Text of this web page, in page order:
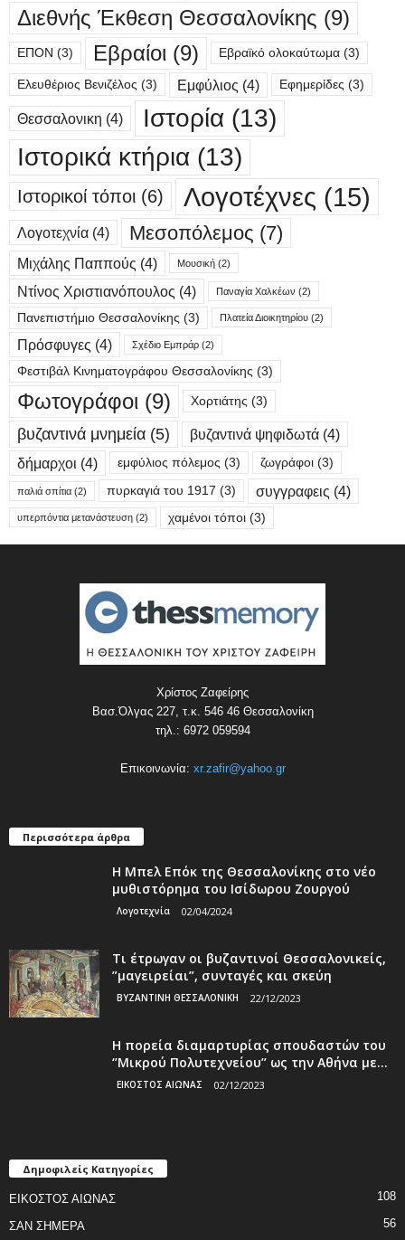
Διεθνής Έκθεση Θεσσαλονίκης (9)
ΕΠΟΝ (3) Εβραίοι (9) Εβραϊκό ολοκαύτωμα (3)
Ελευθέριος Βενιζέλος (3) Εμφύλιος (4) Εφημερίδες (3)
Θεσσαλονικη (4) Ιστορία (13)
Ιστορικά κτήρια (13)
Ιστορικοί τόποι (6) Λογοτέχνες (15)
Λογοτεχνία (4) Μεσοπόλεμος (7)
Μιχάλης Παππούς (4) Μουσική (2)
Ντίνος Χριστιανόπουλος (4) Παναγία Χαλκέων (2)
Πανεπιστήμιο Θεσσαλονίκης (3) Πλατεία Διοικητηρίου (2)
Πρόσφυγες (4) Σχέδιο Εμπράρ (2)
Φεστιβάλ Κινηματογράφου Θεσσαλονίκης (3)
Φωτογράφοι (9) Χορτιάτης (3)
βυζαντινά μνημεία (5) βυζαντινά ψηφιδωτά (4)
δήμαρχοι (4) εμφύλιος πόλεμος (3) ζωγράφοι (3)
παλιά σπίτια (2) πυρκαγιά του 1917 (3) συγγραφεις (4)
υπερπόντια μετανάστευση (2) χαμένοι τόποι (3)
Χρίστος Ζαφείρης
Βασ.Όλγας 227, τ.κ. 546 46 Θεσσαλονίκη
τηλ.: 6972 059594
Επικοινωνία: xr.zafir@yahoo.gr
Περισσότερα άρθρα
Η Μπελ Επόκ της Θεσσαλονίκης στο νέο
μυθιστόρημα του Ισίδωρου Ζουργού
Λογοτεχνία 02/04/2024
Τι έτρωγαν οι βυζαντινοί Θεσσαλονικείς,
”μαγειρείαι”, συνταγές και σκεύη
ΒΥΖΑΝΤΙΝΗ ΘΕΣΣΑΛΟΝΙΚΗ 22/12/2023
Η πορεία διαμαρτυρίας σπουδαστών του
‘’Μικρού Πολυτεχνείου’’ ως την Αθήνα με...
ΕΙΚΟΣΤΟΣ ΑΙΩΝΑΣ 02/12/2023
Δημοφιλείς Κατηγορίες
ΕΙΚΟΣΤΟΣ ΑΙΩΝΑΣ 108
ΣΑΝ ΣΗΜΕΡΑ 56